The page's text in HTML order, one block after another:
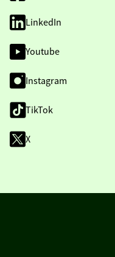
LinkedIn
Youtube
Instagram
TikTok
X